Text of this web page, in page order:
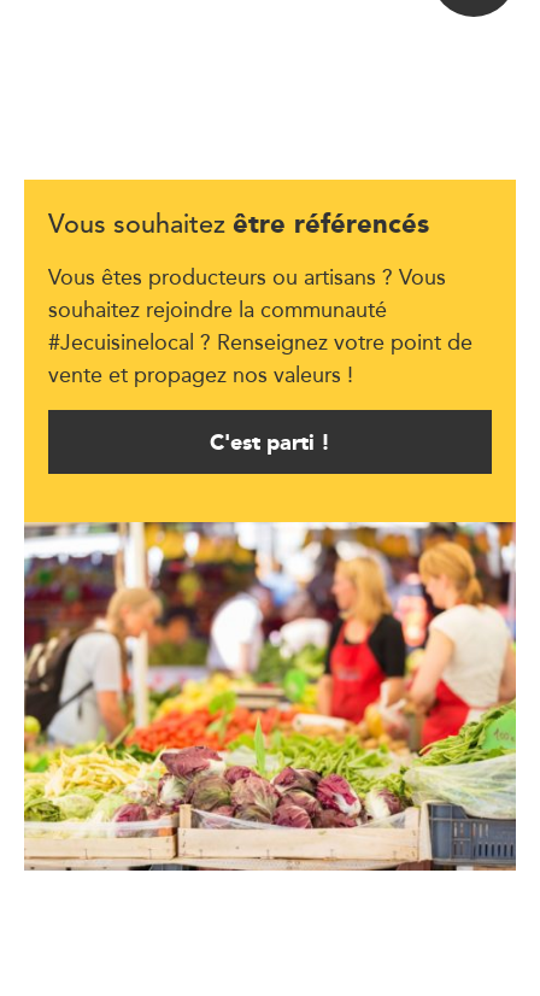
Vous souhaitez être référencés
Vous êtes producteurs ou artisans ? Vous
souhaitez rejoindre la communauté
#Jecuisinelocal ? Renseignez votre point de
vente et propagez nos valeurs !
C'est parti !